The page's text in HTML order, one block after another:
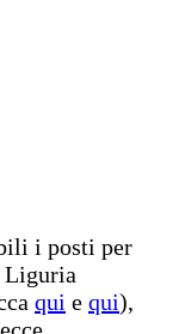
i posti per
qui e qui),